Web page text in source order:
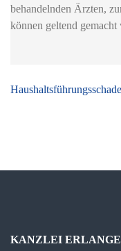
behandelnden Ärzten,
können geltend gemacht
KANZLEI